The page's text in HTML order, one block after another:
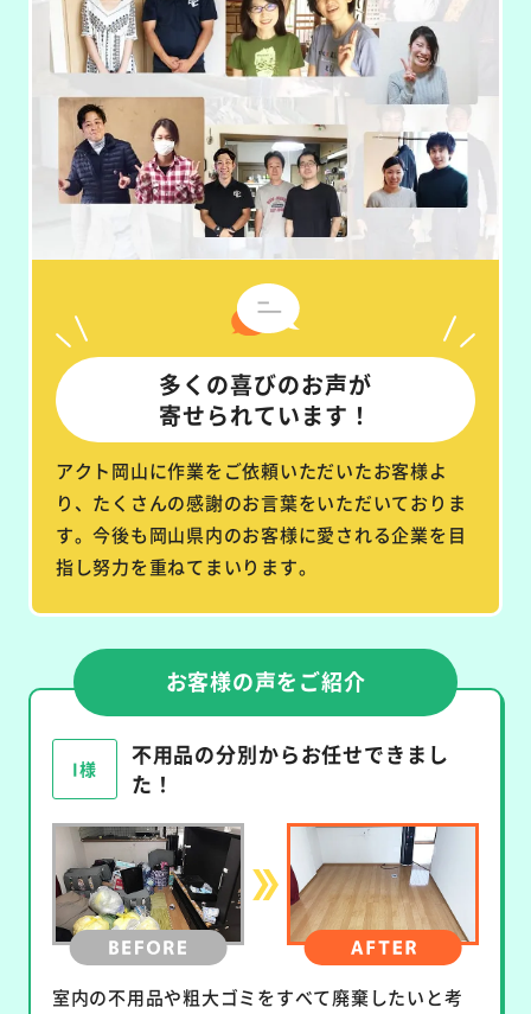
多くの喜びのお声が
寄せられています！
アクト岡山に作業をご依頼いただいたお客様よ
り、たくさんの感謝のお言葉をいただいておりま
す。今後も岡山県内のお客様に愛される企業を目
指し努力を重ねてまいります。
お客様の声をご紹介
I様
不用品の分別からお任せできまし
た！
室内の不用品や粗大ゴミをすべて廃棄したいと考